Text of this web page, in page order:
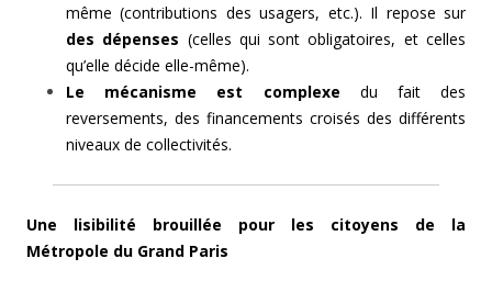
même (contributions des usagers, etc.). Il repose sur
des dépenses (celles qui sont obligatoires, et celles
qu’elle décide elle-même).
Le mécanisme est complexe du fait des
reversements, des financements croisés des différents
niveaux de collectivités.
Une lisibilité brouillée pour les citoyens de la
Métropole du Grand Paris